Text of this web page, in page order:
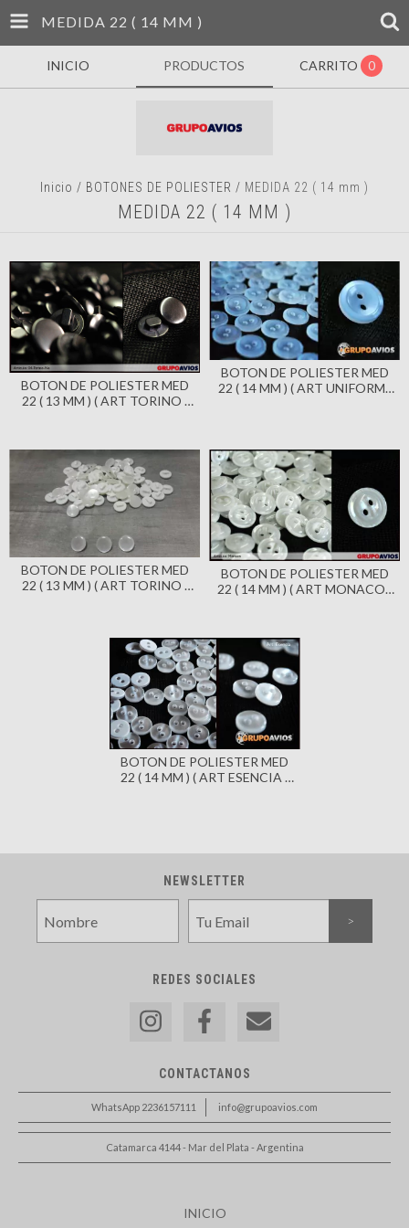
MEDIDA 22 ( 14 MM )
INICIO PRODUCTOS CARRITO 0
Inicio / BOTONES DE POLIESTER / MEDIDA 22 ( 14 mm )
MEDIDA 22 ( 14 MM )
BOTON DE POLIESTER MED
22 ( 13 MM ) ( ART TORINO )
BOTON DE POLIESTER MED
22 ( 14 MM ) ( ART UNIFORM )
BOTON DE POLIESTER MED
22 ( 13 MM ) ( ART TORINO )
BOTON DE POLIESTER MED
22 ( 14 MM ) ( ART MONACO )
BOTON DE POLIESTER MED
22 ( 14 MM ) ( ART ESENCIA )
NEWSLETTER
REDES SOCIALES
CONTACTANOS
WhatsApp 2236157111 info@grupoavios.com
Catamarca 4144 - Mar del Plata - Argentina
INICIO